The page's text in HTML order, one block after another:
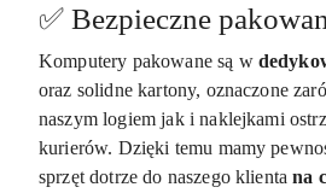
✅ Bezpieczne
Komputery pakowane są w
oraz solidne kartony, oznaczone
naszym logiem jak i naklejkami
kurierów. Dzięki temu mamy
sprzęt dotrze do naszego klientana